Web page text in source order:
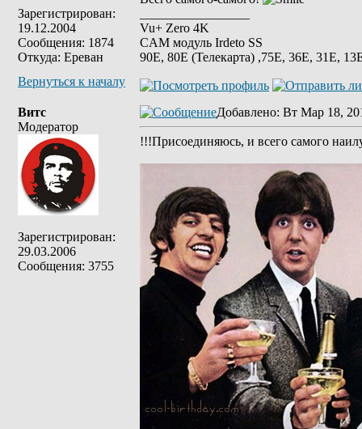
Зарегистрирован:
19.12.2004
Сообщения: 1874
Откуда: Ереван
Vu+ Zero 4K
CAM модуль Irdeto SS
90E, 80E (Телекарта) ,75Е, 36Е, 31E,
Вернуться к началу
Витс
Модератор
Зарегистрирован:
29.03.2006
Сообщения: 3755
Добавлено: Вт Мар 18,
!!!Присоединяюсь, и всего самого